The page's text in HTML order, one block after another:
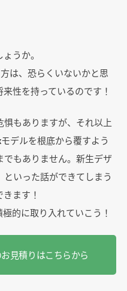
うか。
は、恐らくいないかと思
性を持っているのです！
もありますが、それ以上
デルを根底から覆すよう
もありません。新生デザ
いった話ができてしまう
ます！
的に取り入れていこう！
見積りはこちらから